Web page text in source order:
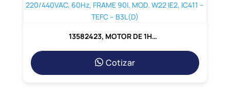
13582423, MOTOR DE 1HP/0.75KW, 8P, 900RPM, 3F, 220/440VAC, 60Hz, FRAME 90l, MOD. W22 IE2, IC411 – TEFC – B3L(D)
Cotizar